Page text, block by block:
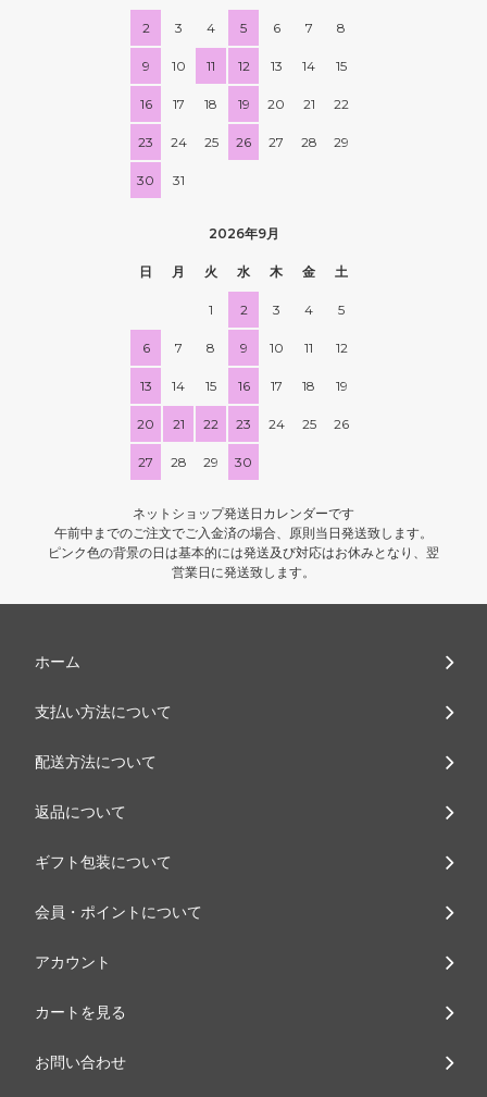
2 3 4 5 6 7 8
9 10 11 12 13 14 15
16 17 18 19 20 21 22
23 24 25 26 27 28 29
30 31
2026年9月
日 月 火 水 木 金 土
1 2 3 4 5
6 7 8 9 10 11 12
13 14 15 16 17 18 19
20 21 22 23 24 25 26
27 28 29 30
ネットショップ発送日カレンダーです
午前中までのご注文でご入金済の場合、原則当日発送致します。
ピンク色の背景の日は基本的には発送及び対応はお休みとなり、翌
営業日に発送致します。
ホーム
支払い方法について
配送方法について
返品について
ギフト包装について
会員・ポイントについて
アカウント
カートを見る
お問い合わせ